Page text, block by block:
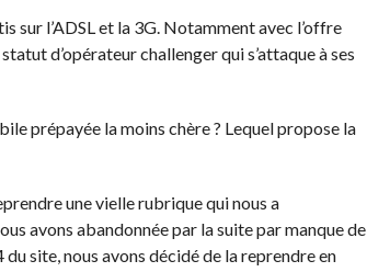
sur l’ADSL et la 3G. Notamment avec l’offre
d’opérateur challenger qui s’attaque à ses
prépayée la moins chère ? Lequel propose la
une vielle rubrique qui nous a
avons abandonnée par la suite par manque de
site, nous avons décidé de la reprendre en